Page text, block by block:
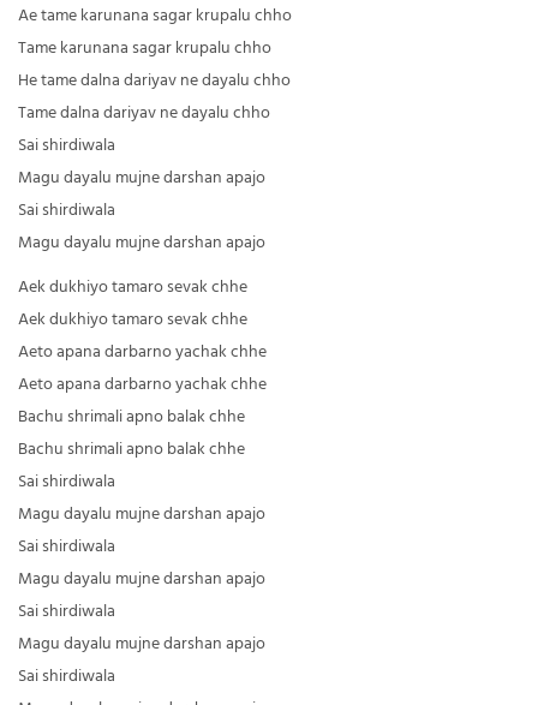
Ae tame karunana sagar krupalu chho
Tame karunana sagar krupalu chho
He tame dalna dariyav ne dayalu chho
Tame dalna dariyav ne dayalu chho
Sai shirdiwala
Magu dayalu mujne darshan apajo
Sai shirdiwala
Magu dayalu mujne darshan apajo
Aek dukhiyo tamaro sevak chhe
Aek dukhiyo tamaro sevak chhe
Aeto apana darbarno yachak chhe
Aeto apana darbarno yachak chhe
Bachu shrimali apno balak chhe
Bachu shrimali apno balak chhe
Sai shirdiwala
Magu dayalu mujne darshan apajo
Sai shirdiwala
Magu dayalu mujne darshan apajo
Sai shirdiwala
Magu dayalu mujne darshan apajo
Sai shirdiwala